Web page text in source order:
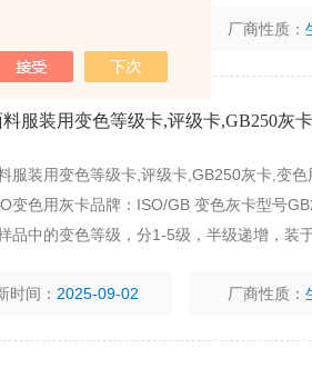
厂商性质：
服装用变色等级卡,评级卡,GB250灰
服装用变色等级卡,评级卡,GB250灰卡,变
变色用灰卡品牌：ISO/GB 变色灰卡型号
品中的变色等级，分1-5级，半级递增，装
时间： 2025-09-02 厂商性质：